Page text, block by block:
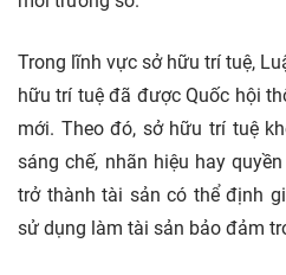
Trong lĩnh vực sở hữu trí tuệ,
hữu trí tuệ đã được Quốc hội
mới. Theo đó, sở hữu trí tuệ
sáng chế, nhãn hiệu hay
trở thành tài sản có thể định
sử dụng làm tài sản bảo đảm